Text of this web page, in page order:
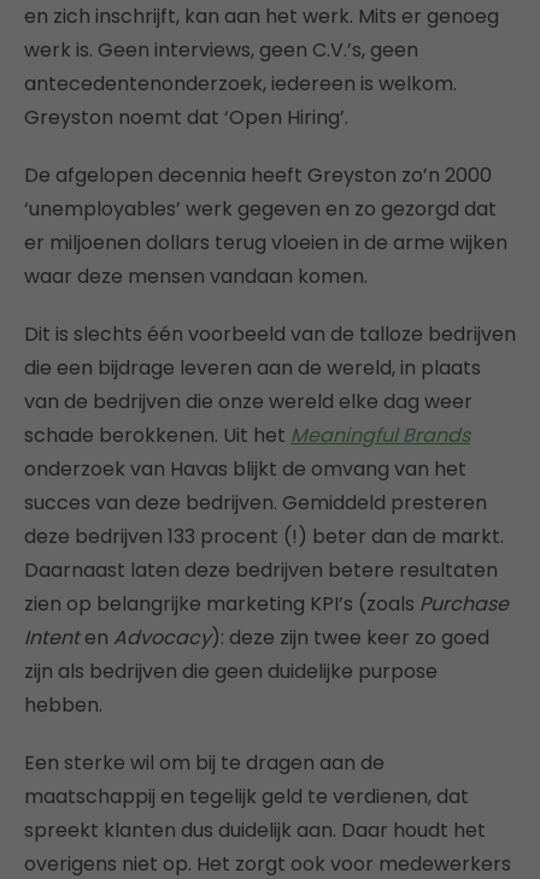
en zich inschrijft, kan aan het werk. Mits er genoeg
werk is. Geen interviews, geen C.V.’s, geen
antecedentenonderzoek, iedereen is welkom.
Greyston noemt dat ‘Open Hiring’.
De afgelopen decennia heeft Greyston zo’n 2000
‘unemployables’ werk gegeven en zo gezorgd dat
er miljoenen dollars terug vloeien in de arme wijken
waar deze mensen vandaan komen.
Dit is slechts één voorbeeld van de talloze bedrijven
die een bijdrage leveren aan de wereld, in plaats
van de bedrijven die onze wereld elke dag weer
schade berokkenen. Uit het Meaningful Brands
onderzoek van Havas blijkt de omvang van het
succes van deze bedrijven. Gemiddeld presteren
deze bedrijven 133 procent (!) beter dan de markt.
Daarnaast laten deze bedrijven betere resultaten
zien op belangrijke marketing KPI’s (zoals Purchase
Intenten Advocacy): deze zijn twee keer zo goed
zijn als bedrijven die geen duidelijke purpose
hebben.
Een sterke wil om bij te dragen aan de
maatschappij en tegelijk geld te verdienen, dat
spreekt klanten dus duidelijk aan. Daar houdt het
overigens niet op. Het zorgt ook voor medewerkers